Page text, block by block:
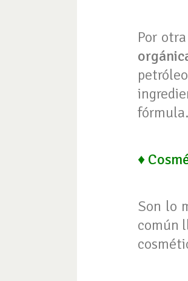
Por
fórmula.
♦
Son lo
común